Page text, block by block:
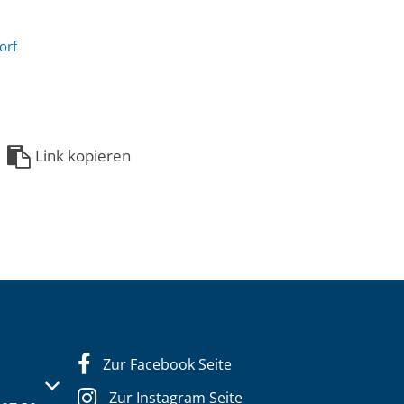
Link kopieren
oder Schließzeiten auszublenden
Zur Facebook Seite
Zur Instagram Seite